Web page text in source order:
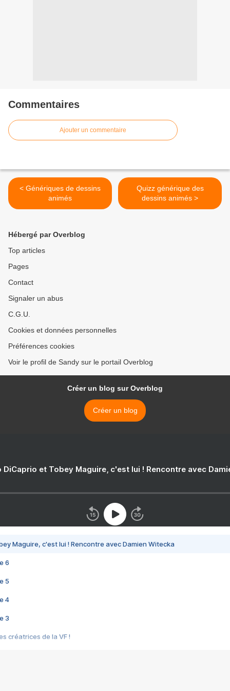
Commentaires
Ajouter un commentaire
< Génériques de dessins
animés
Quizz générique des
dessins animés >
Hébergé par Overblog
Top articles
Pages
Contact
Signaler un abus
C.G.U.
Cookies et données personnelles
Préférences cookies
Voir le profil de Sandy sur le portail Overblog
Créer un blog sur Overblog
Créer un blog
DiCaprio et Tobey Maguire, c'est lui ! Rencontre avec
Maguire, c'est lui ! Rencontre avec Damien Witecka
6
5
4
3
créatrices de la VF !